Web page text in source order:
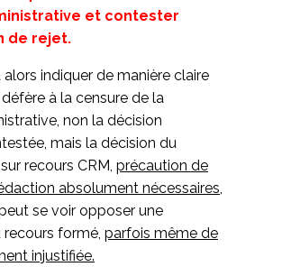
et contester
de rejet.
alors indiquer de manière claire
à la censure de la
non la décision
mais la décision du
recours CRM, précaution de
absolument nécessaires,
se voir opposer une
formé, parfois même de
injustifiée.